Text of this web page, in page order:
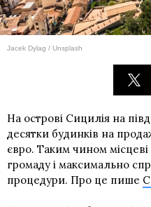
Jacek Dylag / Unsplash
На острові Сицилія на
десятки будинків на
євро. Таким чином
громаду і максимально
процедури. Про це пише